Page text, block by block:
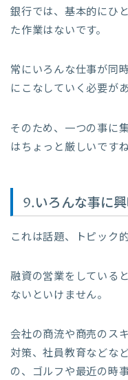
銀行では、基本的にひ
た作業はないです。
常にいろんな仕事が同
にこなしていく必要があ
そのため、一つの事に
はちょっと厳しいですね
9.いろんな事に
これは話題、トピック的
融資の営業をしている
ないといけません。
会社の商流や商売のス
対策、社員教育などな
の、ゴルフや最近の時